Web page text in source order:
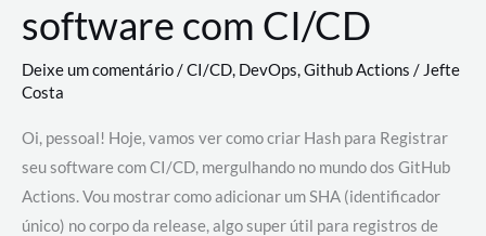
software com CI/CD
Deixe um comentário/CI/CD, DevOps,Github Actions /Jefte
Costa
Oi, pessoal! Hoje, vamos ver como criar Hash para Registrar
seu software com CI/CD, mergulhando no mundo dos GitHub
Actions. Vou mostrar como adicionar um SHA (identificador
único) no corpo da release, algo super útil para registros de